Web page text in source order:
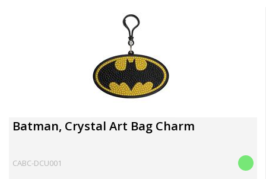
Batman, Crystal Art Bag Charm
CABC-DCU001